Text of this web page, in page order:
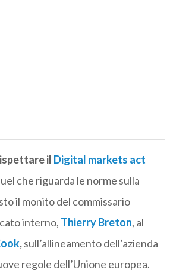
il Digital markets act
che riguarda le norme sulla
il monito del commissario
interno, Thierry Breton, al
,sull’allineamento dell’azienda
regole dell’Unione europea.